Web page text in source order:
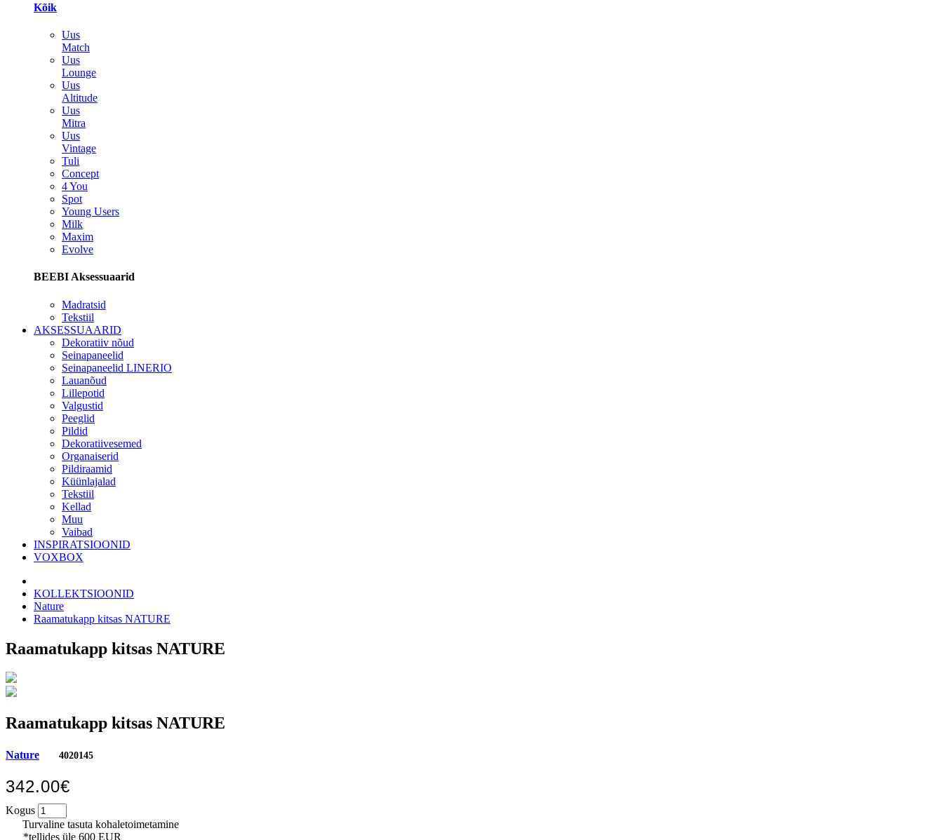
Kõik
Uus
Match
Uus
Lounge
Uus
Altitude
Uus
Mitra
Uus
Vintage
Tuli
Concept
4 You
Spot
Young Users
Milk
Maxim
Evolve
BEEBI Aksessuaarid
Madratsid
Tekstiil
AKSESSUAARID
Dekoratiiv nõud
Seinapaneelid
Seinapaneelid LINERIO
Lauanõud
Lillepotid
Valgustid
Peeglid
Pildid
Dekoratiivesemed
Organaiserid
Pildiraamid
Küünlajalad
Tekstiil
Kellad
Muu
Vaibad
INSPIRATSIOONID
VOXBOX
KOLLEKTSIOONID
Nature
Raamatukapp kitsas NATURE
Raamatukapp kitsas NATURE
Raamatukapp kitsas NATURE
Nature 4020145
342.00€
Kogus
Turvaline tasuta kohaletoimetamine
*tellides üle 600 EUR